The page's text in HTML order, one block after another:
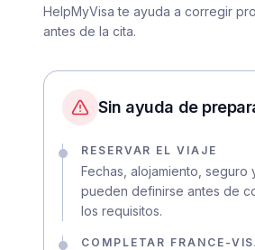
HelpMyVisa te ayuda a corregir
antes de la cita.
Sin ayuda de
RESERVAR EL VIAJE
Fechas, alojamiento, seguro
pueden definirse antes de
los requisitos.
COMPLETAR FRANCE-